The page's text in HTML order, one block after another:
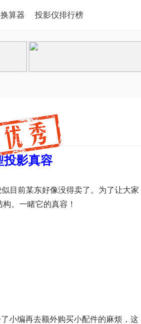
算器 投影仪排行榜
投影真容
目前某东好像没得卖了。为了让大家
。一睹它的真容！
小编再去额外购买小配件的麻烦，这